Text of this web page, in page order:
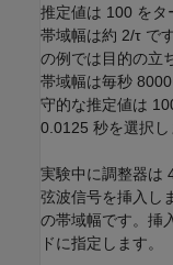
推定値は 100 をタ
帯域幅は約 2/τ で
の例では目的の立
帯域幅は毎秒
守的な推定値は
0.0125 秒を選択し
実験中に調整器は
弦波信号を挿入し
の帯域幅です。挿
ドに指定します。